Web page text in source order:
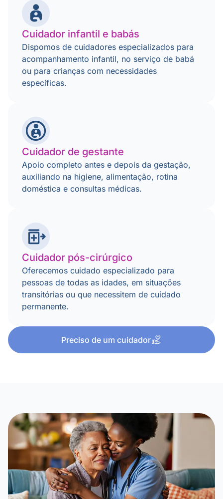
Cuidador infantil e babás
Dispomos de cuidadores especializados para
acompanhamento infantil, no serviço de babá
ou para crianças com necessidades
específicas.
Cuidador de gestante
Apoio completo antes e depois da gestação,
auxiliando na higiene, alimentação, rotina
doméstica e consultas médicas.
Cuidador pós-cirúrgico
Oferecemos cuidado especializado para
pessoas de todas as idades, em situações
transitórias ou que necessitem de cuidado
permanente.
Preciso de um cuidador